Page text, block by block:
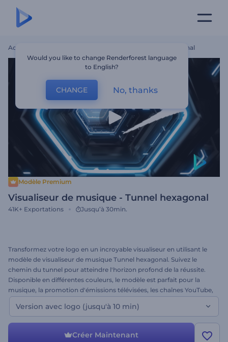
Accueil Visualiseur De Musique - Tunnel Hexagonal
Modèle Premium
Visualiseur de musique - Tunnel hexagonal
41K+ Exportations Jusqu’à 30min.
Transformez votre logo en un incroyable visualiseur en utilisant le
modèle de visualiseur de musique Tunnel hexagonal. Suivez le
chemin du tunnel pour atteindre l'horizon profond de la réussite.
Disponible en différentes couleurs, le modèle est parfait pour la
musique, la promotion d'émissions télévisées, les chaînes YouTube,
Vimeo ou tout autre service musical. Il vous suffit d'importer vos
fichiers de musique et d'images, de taper votre texte et d'appuyer
Version avec logo (jusqu'à 10 min)
Créer Maintenant
Would you like to change Renderforest language
to English?
CHANGE No, thanks